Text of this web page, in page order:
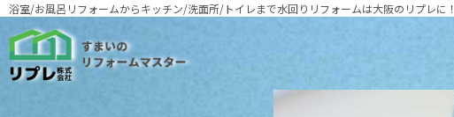
浴室/お風呂リフォームからキッチン/洗面所/トイレまで水回りリフォームは大阪のリプレに！